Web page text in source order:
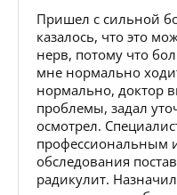
Пришел с сильной
казалось, что это
нерв, потому что
мне нормально
нормально, доктор
проблемы, задал
осмотрел.
профессиональным
обследования
радикулит.